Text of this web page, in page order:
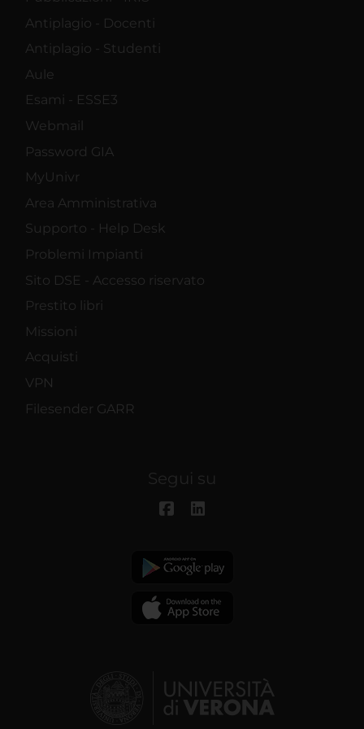
Antiplagio - Docenti
Antiplagio - Studenti
Aule
Esami - ESSE3
Webmail
Password GIA
MyUnivr
Area Amministrativa
Supporto - Help Desk
Problemi Impianti
Sito DSE - Accesso riservato
Prestito libri
Missioni
Acquisti
VPN
Filesender GARR
Segui su